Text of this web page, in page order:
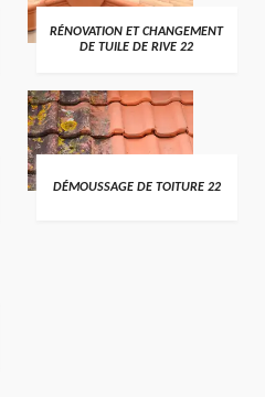
RÉNOVATION ET CHANGEMENT
DE TUILE DE RIVE 22
DÉMOUSSAGE DE TOITURE 22